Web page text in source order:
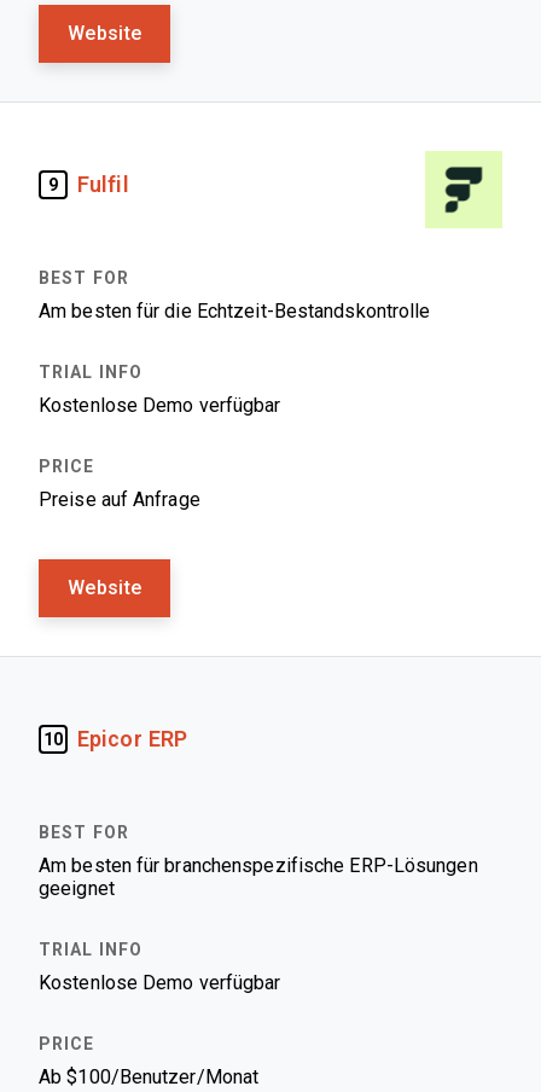
Website
9 Fulfil
Am besten für die Echtzeit-Bestandskontrolle
Kostenlose Demo verfügbar
Preise auf Anfrage
Website
10 Epicor ERP
Am besten für branchenspezifische ERP-Lösungen
geeignet
Kostenlose Demo verfügbar
Ab $100/Benutzer/Monat